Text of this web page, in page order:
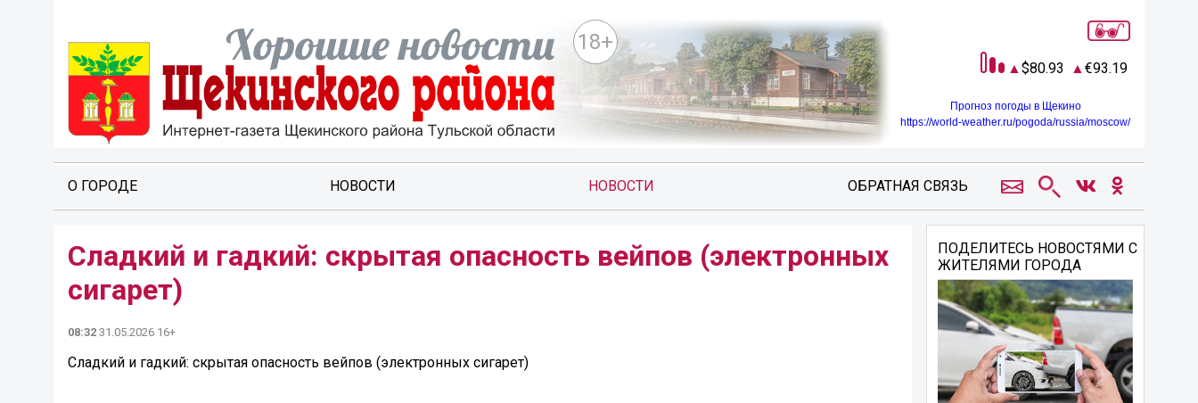
18+
80.93 93.19
Прогноз погоды в Щекино
https://world-weather.ru/pogoda/russia/moscow/
О ГОРОДЕ НОВОСТИ НОВОСТИ ОБРАТНАЯ СВЯЗЬ
Сладкий и гадкий: скрытая опасность вейпов (электронных
сигарет)
08:32 31.05.2026 16+
Сладкий и гадкий: скрытая опасность вейпов (электронных сигарет)
ПОДЕЛИТЕСЬ НОВОСТЯМИ С
ЖИТЕЛЯМИ ГОРОДА